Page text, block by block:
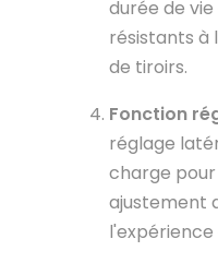
durée de
résistants à
de tiroirs.
Fonction
réglage
charge
ajustement
l'expérience